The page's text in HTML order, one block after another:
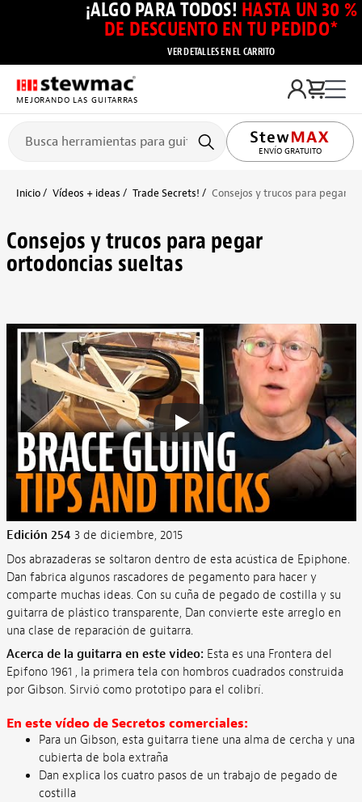
¡ALGO PARA TODOS! HASTA UN 30 %
DE DESCUENTO EN TU PEDIDO*
VER DETALLES EN EL CARRITO
MEJORANDO LAS GUITARRAS
ENVÍO GRATUITO
Inicio Vídeos + ideas Trade Secrets! Consejos y trucos para pegar
Consejos y trucos para pegar
ortodoncias sueltas
Edición 254 3 de diciembre, 2015
Dos abrazaderas se soltaron dentro de esta acústica de Epiphone.
Dan fabrica algunos rascadores de pegamento para hacer y
comparte muchas ideas. Con su cuña de pegado de costilla y su
guitarra de plástico transparente, Dan convierte este arreglo en
una clase de reparación de guitarra.
Acerca de la guitarra en este video: Esta es una Frontera del
Epifono 1961 , la primera tela con hombros cuadrados construida
por Gibson. Sirvió como prototipo para el colibrí.
En este vídeo de Secretos comerciales:
Para un Gibson, esta guitarra tiene una alma de cercha y una
cubierta de bola extraña
Dan explica los cuatro pasos de un trabajo de pegado de
costilla